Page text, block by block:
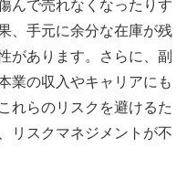
んで売れなくなったりす
、手元に余分な在庫が残
があります。さらに、副
業の収入やキャリアにも
れらのリスクを避けるた
リスクマネジメントが不